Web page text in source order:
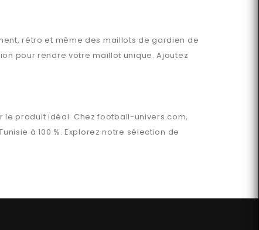
rétro et même des maillots de gardien de
pour rendre votre maillot unique. Ajoutez
le produit idéal. Chezfootball-univers.com,
à 100 %. Explorez notre sélection de